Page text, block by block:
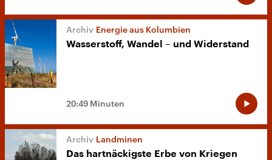
Energie aus Kolumbien
Wasserstoff, Wandel – und Widerstand
20:49 Minuten
Landminen
Das hartnäckigste Erbe von Kriegen